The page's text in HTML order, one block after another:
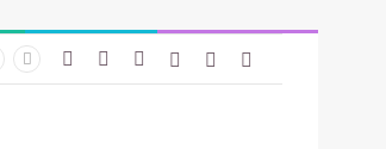
FacebookYouTubeInstagramIniciar Sesión
Artículo Aleatorio